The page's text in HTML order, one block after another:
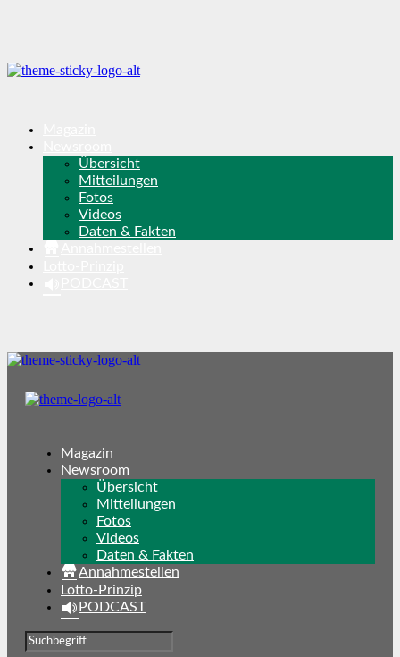
Übersicht
Mitteilungen
Fotos
Videos
Daten & Fakten
Magazin
Newsroom
Übersicht
Mitteilungen
Fotos
Videos
Daten & Fakten
Annahmestellen
Lotto-Prinzip
PODCAST